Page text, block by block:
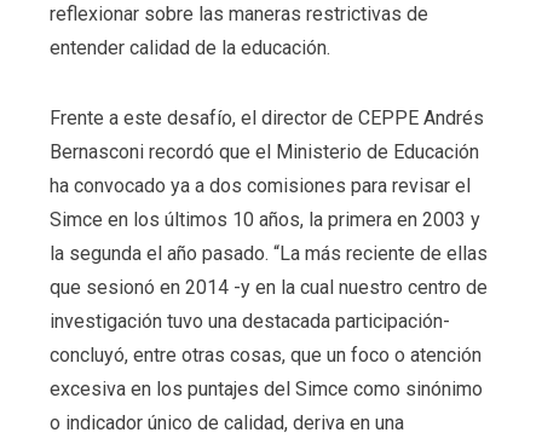
reflexionar sobre las maneras restrictivas de
entender calidad de la educación.
Frente a este desafío, el director de CEPPE Andrés
Bernasconi recordó que el Ministerio de Educación
ha convocado ya a dos comisiones para revisar el
Simce en los últimos 10 años, la primera en 2003 y
la segunda el año pasado. “La más reciente de ellas
que sesionó en 2014 -y en la cual nuestro centro de
investigación tuvo una destacada participación-
concluyó, entre otras cosas, que un foco o atención
excesiva en los puntajes del Simce como sinónimo
o indicador único de calidad, deriva en una